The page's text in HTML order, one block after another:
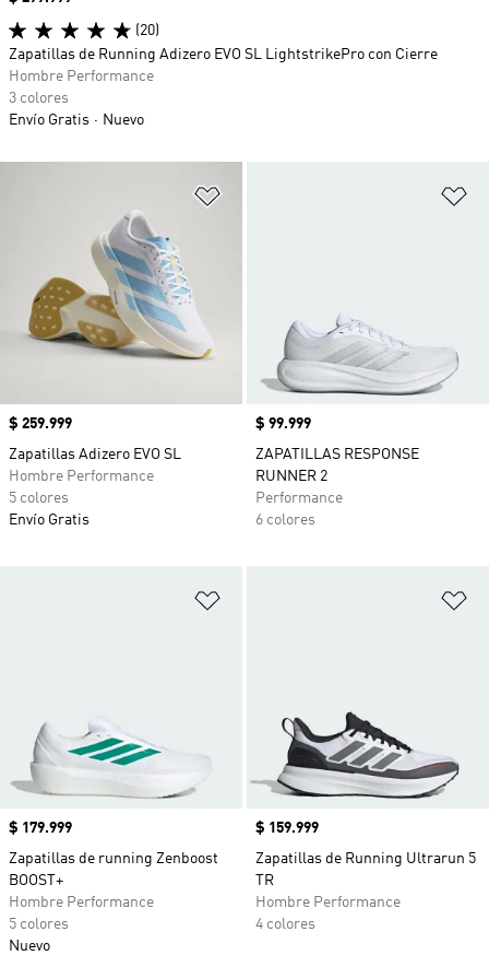
Precio
$ 259.999
Zapatillas Adizero EVO SL
Hombre Performance
5 colores
Envío Gratis
Precio
$ 99.999
ZAPATILLAS RESPONSE
RUNNER 2
Performance
6 colores
Precio
$ 179.999
Zapatillas de running Zenboost
BOOST+
Hombre Performance
5 colores
Nuevo
Precio
$ 159.999
Zapatillas de Running Ultrarun 5
TR
Hombre Performance
4 colores
(20)
Zapatillas de Running Adizero EVO SL LightstrikePro con Cierre
Hombre Performance
3 colores
Envío Gratis
Nuevo